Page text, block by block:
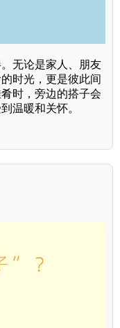
无论是家人、朋友
时光，更是彼此间
时，旁边的搭子会
温暖和关怀。